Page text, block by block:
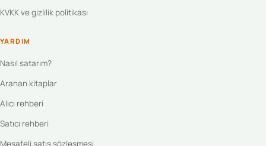
KVKK ve gizlilik politikası
YARDIM
Nasıl satarım?
Aranan kitaplar
Alıcı rehberi
Satıcı rehberi
Mesafeli satış sözleşmesi